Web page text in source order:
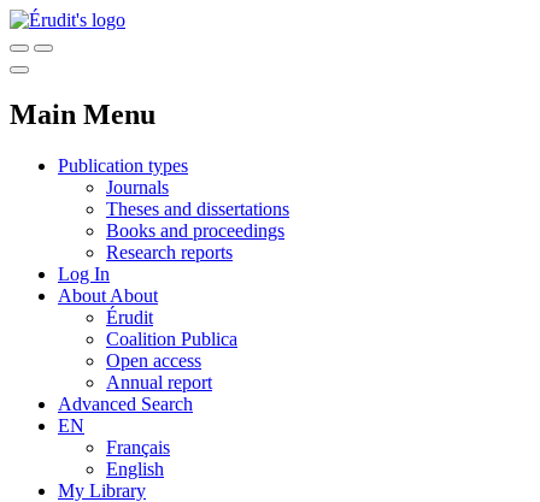
Main Menu
Publication types
Journals
Theses and dissertations
Books and proceedings
Research reports
Log In
About About
Érudit
Coalition Publica
Open access
Annual report
Advanced Search
EN
Français
English
My Library